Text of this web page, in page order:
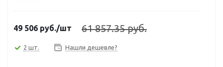
49 506 руб./шт 61 857.35 руб.
2 шт. Нашли дешевле?